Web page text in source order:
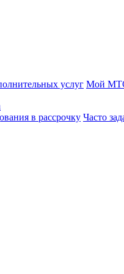
услуг Мой
в рассрочку Часто